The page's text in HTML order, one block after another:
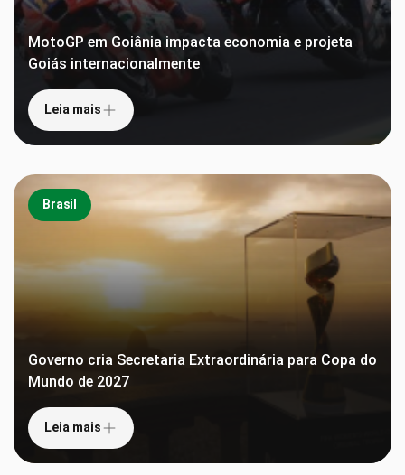
MotoGP em Goiânia impacta economia e projeta
Goiás internacionalmente
Leia mais
Brasil
Governo cria Secretaria Extraordinária para Copa do
Mundo de 2027
Leia mais